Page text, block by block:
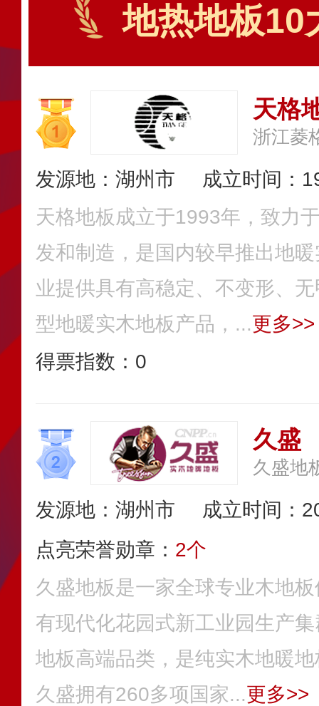
地热地板10
天格
浙江菱
发源地：湖州市
成立时间：
天格地板成立于1993年，致力
发和制造，是国内较早推出地
业提供具有高稳定、不变形、
型地暖实木地板产品，...更多>>
得票指数： 0
久盛
久盛地
发源地：湖州市
成立时间：
点亮荣誉勋章： 2个
久盛地板是一家全球专业木地
有现代化花园式新工业园生产
地板高端品类，是纯实木地暖
久盛拥有260多项国家...更多>>